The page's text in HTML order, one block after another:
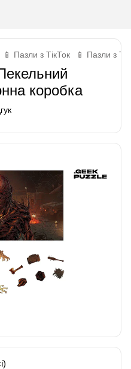
📱 Пазли з ТікТок 📱 Пазли з
коробка